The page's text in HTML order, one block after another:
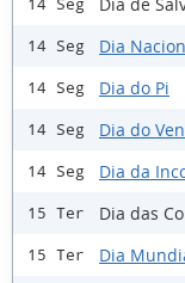
14 Seg
14 Seg Dia
14 Seg Dia do Pi
14 Seg Dia do
14 Seg Dia da
15 Ter Dia das
15 Ter Dia